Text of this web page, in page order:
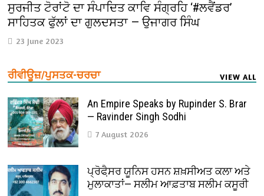
ਸੁਰਜੀਤ ਟੋਰਾਂਟੋ ਦਾ ਸੰਪਾਦਿਤ ਕਾਵਿ ਸੰਗ੍ਰਹਿ ‘#ਲਵੈਂਡਰ’
ਸਾਹਿਤਕ ਫੁੱਲਾਂ ਦਾ ਗੁਲਦਸਤਾ — ਉਜਾਗਰ ਸਿੰਘ
23 June 2023
ਰੀਵੀਊਜ਼/ਪੁਸਤਕ-ਚਰਚਾ VIEW ALL
An Empire Speaks by Rupinder S. Brar
— Ravinder Singh Sodhi
7 August 2026
ਪ੍ਰੋਫੈ਼ਸਰ ਯੂਨਿਸ ਹਸਨ ਸ਼ਖ਼ਸੀਅਤ ਕਲਾ ਅਤੇ
ਮੁਲਾਕਾਤਾਂ— ਸਲੀਮ ਆਫ਼ਤਾਬ ਸਲੀਮ ਕਸੂਰੀ